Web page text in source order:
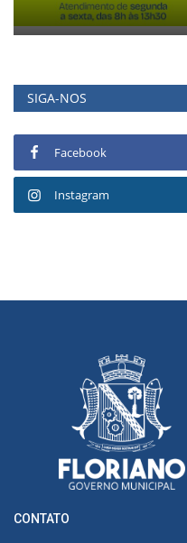
SIGA-NOS
Facebook
Instagram
CONTATO